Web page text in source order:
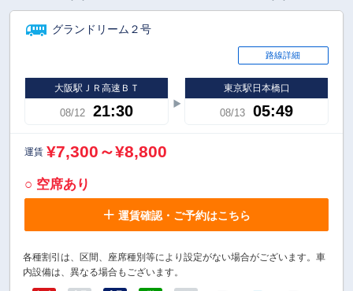
グランドリーム２号
路線詳細
大阪駅ＪＲ高速ＢＴ
08/12 21:30
東京駅日本橋口
08/13 05:49
運賃 ¥7,300～¥8,800
○ 空席あり
運賃確認・ご予約はこちら
各種割引は、区間、座席種別等により設定がない場合がございます。車
内設備は、異なる場合もございます。